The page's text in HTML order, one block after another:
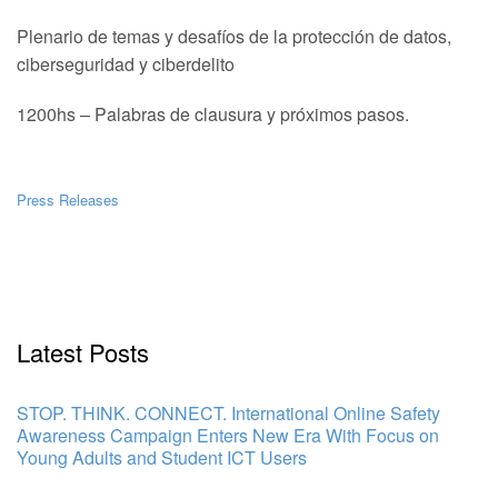
Plenario de temas y desafíos de la protección de datos,
ciberseguridad y ciberdelito
1200hs – Palabras de clausura y próximos pasos.
Press Releases
Latest Posts
STOP. THINK. CONNECT. International Online Safety
Awareness Campaign Enters New Era With Focus on
Young Adults and Student ICT Users